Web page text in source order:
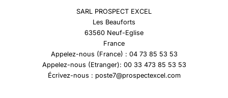
SARL PROSPECT EXCEL
Les Beauforts
63560 Neuf-Eglise
France
Appelez-nous (France) : 04 73 85 53 53
Appelez-nous (Etranger): 00 33 473 85 53 53
Écrivez-nous : poste7@prospectexcel.com